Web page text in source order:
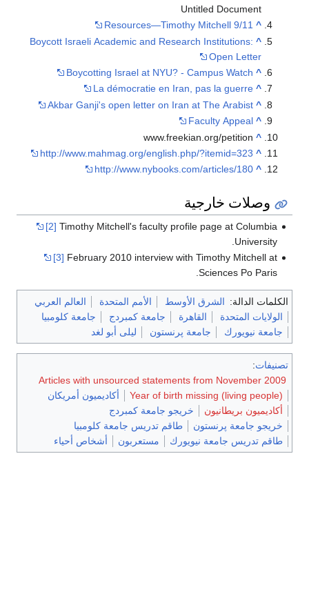
Untitled Document
^
9/11 Resources—Timothy Mitchell
^
Boycott Israeli Academic and Research Institutions:
Open Letter
^
Boycotting Israel at NYU? - Campus Watch
^
La démocratie en Iran, pas la guerre
^
Akbar Ganji's open letter on Iran at The Arabist
^
Faculty Appeal
^
www.freekian.org/petition
^
http://www.mahmag.org/english.php/?itemid=323
^
http://www.nybooks.com/articles/180
وصلات خارجية
[2] Timothy Mitchell's faculty profile page at Columbia
University.
[3] February 2010 interview with Timothy Mitchell at
Sciences Po Paris.
الكلمات الدالة: الشرق الأوسط الأمم المتحدة
العالم العربي
الولايات المتحدة
القاهرة جامعة كمبردج
جامعة كلومبيا
جامعة نيويورك
جامعة پرنستون ليلى أبو لغد
تصنيفات:
Articles with unsourced statements from November 2009
Year of birth missing (living people)
أكاديميون أمريكان
أكاديميون بريطانيون
خريجو جامعة كمبردج
خريجو جامعة پرنستون
طاقم تدريس جامعة كلومبيا
طاقم تدريس جامعة نيويورك
مستعربون أشخاص أحياء